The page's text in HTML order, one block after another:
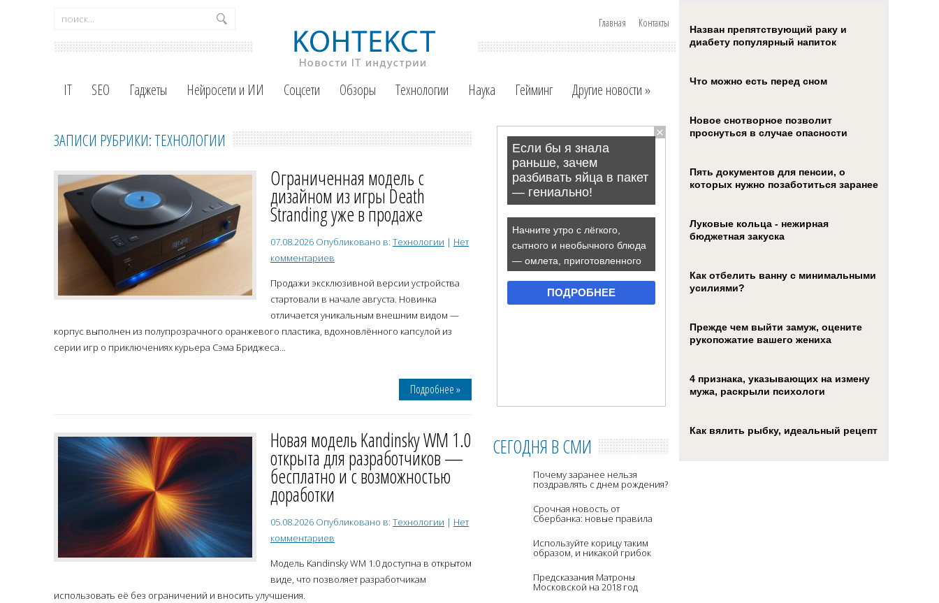
Главная Контакты
IT SEO Гаджеты Нейросети и ИИ Соцсети Обзоры Технологии Наука Гейминг Другие новости»
СЕГОДНЯ В СМИ
Почему заранее нельзя
поздравлять с днем рождения?
Срочная новость от
Сбербанка: новые правила
снятия наличных
Используйте корицу таким
образом, и никакой грибок
ваших ног или рук не
выдержит этот гербицид
Предсказания Матроны
Московской на 2018 год
ЗАПИСИ РУБРИКИ: ТЕХНОЛОГИИ
Ограниченная модель с
дизайном из игры Death
Stranding уже в продаже
07.08.2026 Опубликовано в: Технологии | Нет
комментариев
Продажи эксклюзивной версии устройства
стартовали в начале августа. Новинка
отличается уникальным внешним видом —
корпус выполнен из полупрозрачного оранжевого пластика, вдохновлённого капсулой из
серии игр о приключениях курьера Сэма Бриджеса...
Подробнее »
Новая модель Kandinsky WM 1.0
открыта для разработчиков —
бесплатно и с возможностью
доработки
05.08.2026 Опубликовано в: Технологии | Нет
комментариев
Модель Kandinsky WM 1.0 доступна в открытом
виде, что позволяет разработчикам
использовать её без ограничений и вносить улучшения.
Назван препятствующий раку и
диабету популярный напиток
Что можно есть перед сном
Новое снотворное позволит
проснуться в случае опасности
Пять документов для пенсии, о
которых нужно позаботиться заранее
Луковые кольца - нежирная
бюджетная закуска
Как отбелить ванну с минимальными
усилиями?
Прежде чем выйти замуж, оцените
рукопожатие вашего жениха
4 признака, указывающих на измену
мужа, раскрыли психологи
Как вялить рыбку, идеальный рецепт